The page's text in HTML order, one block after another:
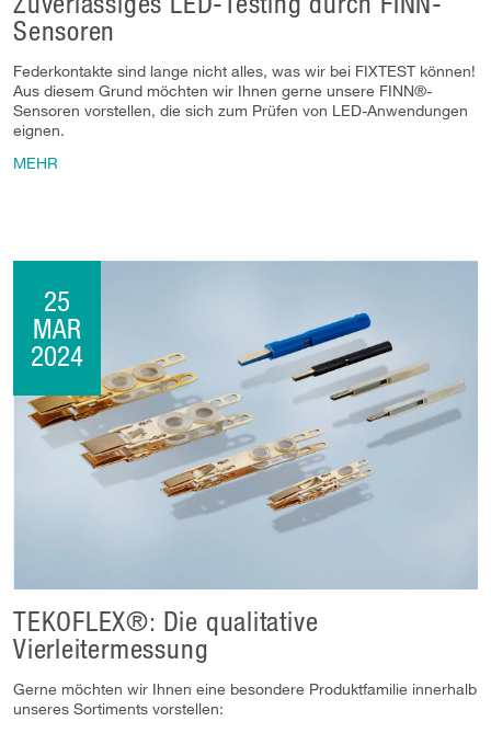
Sensoren
Federkontakte sind lange nicht alles, was wir bei FIXTEST können!
Aus diesem Grund möchten wir Ihnen gerne unsere FINN®-
Sensoren vorstellen, die sich zum Prüfen von LED-Anwendungen
eignen.
MEHR
25
MAR
2024
TEKOFLEX®: Die qualitative
Vierleitermessung
Gerne möchten wir Ihnen eine besondere Produktfamilie innerhalb
unseres Sortiments vorstellen: